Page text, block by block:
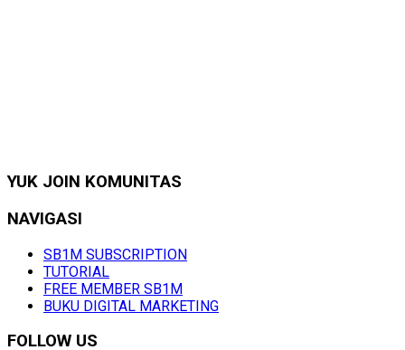
YUK JOIN KOMUNITAS
NAVIGASI
SB1M SUBSCRIPTION
TUTORIAL
FREE MEMBER SB1M
BUKU DIGITAL MARKETING
FOLLOW US